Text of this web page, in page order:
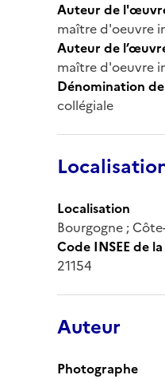
Auteur de
maître d'oeuvre
Auteur de
maître d'oeuvre
Dénomination
collégiale
Localisation
Bourgogne ;
Code INSEE de
21154
Auteur
Photographe